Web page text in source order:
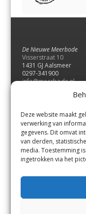
Deze website maakt
verwerking van
gegevens. Dit omvat
van derden,
media. Toestemming
ingetrokken via het
De Nieuwe Meerbode
Visserstraat 10
1431 GJ Aalsmeer
0297-341900
info@meerbode.nl